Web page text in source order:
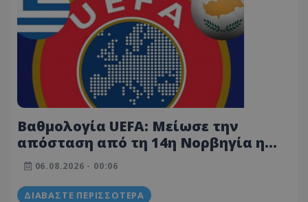
Βαθμολογία UEFA: Μείωσε την
απόσταση από τη 14η Νορβηγία η
Κύπρος, έχασε την ευκαιρία η
Ελλάδα (ΠΙΝΑΚΑΣ)
06.08.2026 - 00:06
ΔΙΑΒΆΣΤΕ ΠΕΡΙΣΣΌΤΕΡΑ